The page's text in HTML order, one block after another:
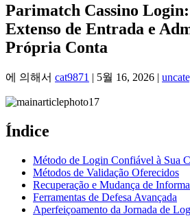
Parimatch Cassino
Extenso de Entrada e
Própria Conta
에 의해서 cat9871 | 5월 16, 2026 |
Índice
Método de Login Confiável à Sua
Métodos de Validação Oferecidos
Recuperação e Mudança de
Ferramentas de Defesa Avançada
Aperfeiçoamento da Jornada de